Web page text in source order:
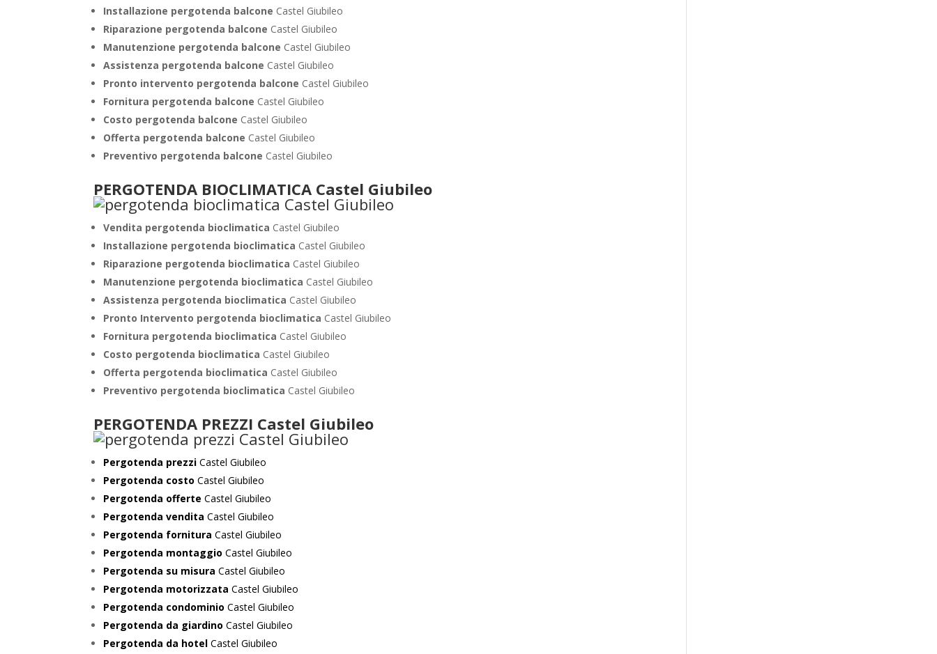
Installazione pergotenda balcone Castel Giubileo
Riparazione pergotenda balcone Castel Giubileo
Manutenzione pergotenda balcone Castel Giubileo
Assistenza pergotenda balcone Castel Giubileo
Pronto intervento pergotenda balcone Castel Giubileo
Fornitura pergotenda balcone Castel Giubileo
Costo pergotenda balcone Castel Giubileo
Offerta pergotenda balcone Castel Giubileo
Preventivo pergotenda balcone Castel Giubileo
PERGOTENDA BIOCLIMATICA Castel Giubileo
Vendita pergotenda bioclimatica Castel Giubileo
Installazione pergotenda bioclimatica Castel Giubileo
Riparazione pergotenda bioclimatica Castel Giubileo
Manutenzione pergotenda bioclimatica Castel Giubileo
Assistenza pergotenda bioclimatica Castel Giubileo
Pronto Intervento pergotenda bioclimatica Castel Giubileo
Fornitura pergotenda bioclimatica Castel Giubileo
Costo pergotenda bioclimatica Castel Giubileo
Offerta pergotenda bioclimatica Castel Giubileo
Preventivo pergotenda bioclimatica Castel Giubileo
PERGOTENDA PREZZI Castel Giubileo
Pergotenda prezzi Castel Giubileo
Pergotenda costoCastel Giubileo
Pergotenda offerte Castel Giubileo
Pergotenda vendita Castel Giubileo
Pergotenda fornitura Castel Giubileo
Pergotenda montaggio Castel Giubileo
Pergotenda su misura Castel Giubileo
Pergotenda motorizzata Castel Giubileo
Pergotenda condominio Castel Giubileo
Pergotenda da giardino Castel Giubileo
Pergotenda da hotel Castel Giubileo